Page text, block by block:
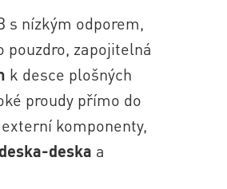
s nízkým odporem,
pouzdro, zapojitelná
k desce plošných
proudy přímo do
komponenty,
deska-deska a